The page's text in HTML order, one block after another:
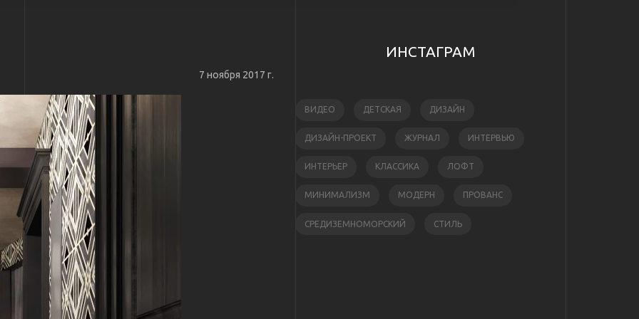
7 ноября 2017 г.
ИНСТАГРАМ
ВИДЕО ДЕТСКАЯ ДИЗАЙН
ДИЗАЙН-ПРОЕКТ ЖУРНАЛ ИНТЕРВЬЮ
ИНТЕРЬЕР КЛАССИКА ЛОФТ
МИНИМАЛИЗМ МОДЕРН ПРОВАНС
СРЕДИЗЕМНОМОРСКИЙ СТИЛЬ